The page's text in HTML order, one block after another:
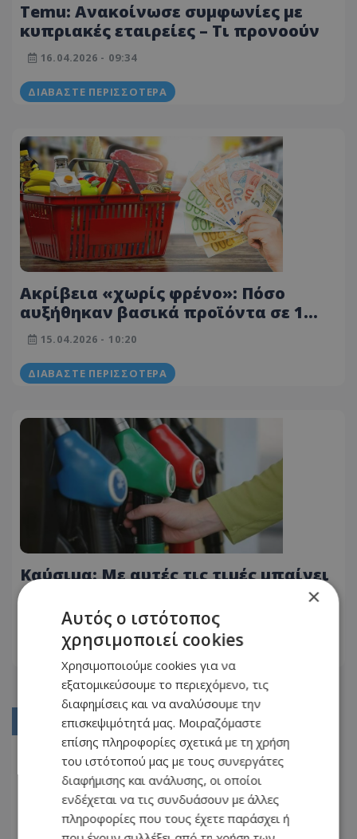
Temu: Ανακοίνωσε συμφωνίες με
κυπριακές εταιρείες – Τι προνοούν
16.04.2026 - 09:34
ΔΙΑΒΆΣΤΕ ΠΕΡΙΣΣΌΤΕΡΑ
Ακρίβεια «χωρίς φρένο»: Πόσο
αυξήθηκαν βασικά προϊόντα σε 1
χρόνο – Πραγματικά παραδείγματα -
Γιατί πήγαν πάνω οι τιμές
15.04.2026 - 10:20
ΔΙΑΒΆΣΤΕ ΠΕΡΙΣΣΌΤΕΡΑ
Καύσιμα: Με αυτές τις τιμές μπαίνει
η Μεγάλη εβδομάδα – «Βαθιά» το
χέρι στη τσέπη - Πού κυμαίνονται τα
φθηνότερα πρατήρια
06.04.2026 - 08:53
ΔΙΑΒΆΣΤΕ ΠΕΡΙΣΣΌΤΕΡΑ
01
02
03
04
05
×
Αυτός ο ιστότοπος
χρησιμοποιεί cookies
Χρησιμοποιούμε cookies για να
εξατομικεύσουμε το περιεχόμενο, τις
διαφημίσεις και να αναλύσουμε την
επισκεψιμότητά μας. Μοιραζόμαστε
επίσης πληροφορίες σχετικά με τη χρήση
του ιστότοπού μας με τους συνεργάτες
διαφήμισης και ανάλυσης, οι οποίοι
ενδέχεται να τις συνδυάσουν με άλλες
πληροφορίες που τους έχετε παράσχει ή